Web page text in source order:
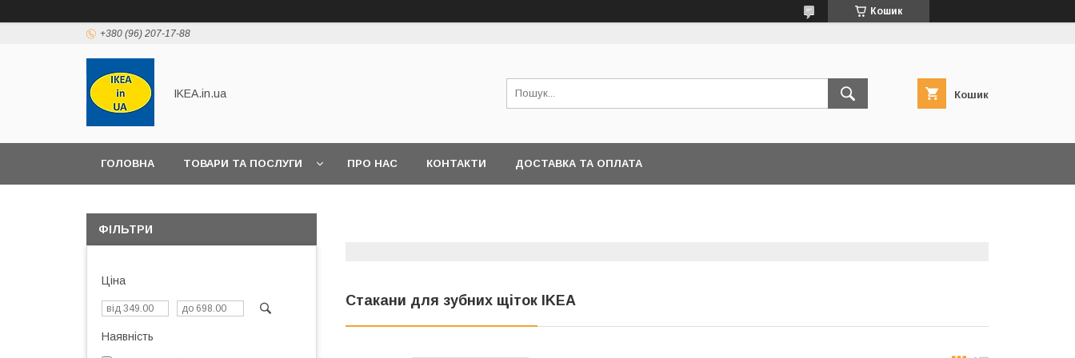
Кошик
+380 (96) 207-17-88
IKEA.in.ua Кошик
ГОЛОВНА ТОВАРИ ТА ПОСЛУГИ ПРО НАС КОНТАКТИ ДОСТАВКА ТА ОПЛАТА
Стакани для зубних щіток IKEA
ФІЛЬТРИ
Ціна
Наявність